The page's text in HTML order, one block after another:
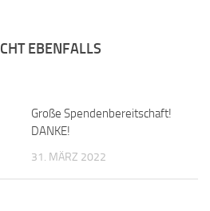
EBENFALLS
Große Spendenbereitschaft!
DANKE!
31. MÄRZ 2022